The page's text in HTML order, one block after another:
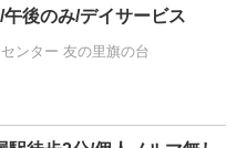
午後のみ/デイサービス
ンター 友の里旗の台